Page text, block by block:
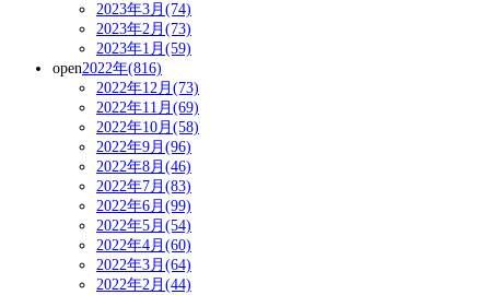
2023年3月(74)
2023年2月(73)
2023年1月(59)
open2022年(816)
2022年12月(73)
2022年11月(69)
2022年10月(58)
2022年9月(96)
2022年8月(46)
2022年7月(83)
2022年6月(99)
2022年5月(54)
2022年4月(60)
2022年3月(64)
2022年2月(44)